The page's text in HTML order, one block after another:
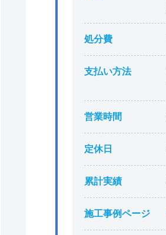
処分費
支払い方法
営業時間
定休日
累計実績
施工事例ページ